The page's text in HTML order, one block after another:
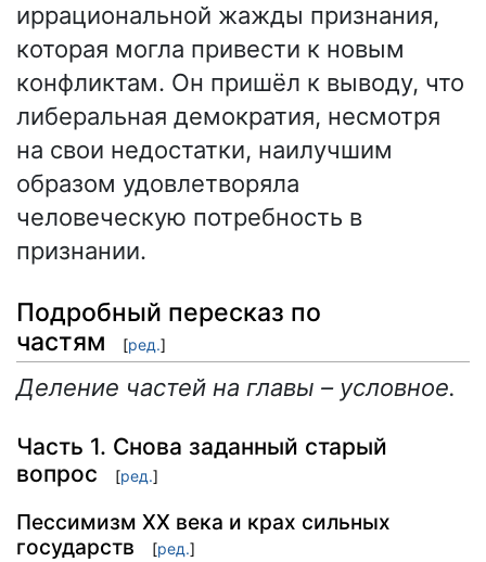
иррациональной жажды признания,
которая могла привести к новым
конфликтам. Он пришёл к выводу, что
либеральная демократия, несмотря
на свои недостатки, наилучшим
образом удовлетворяла
человеческую потребность в
признании.
Подробный пересказ по
частям
[ред.]
Деление частей на главы – условное.
Часть 1. Снова заданный старый
вопрос
[ред.]
Пессимизм XX века и крах сильных
государств
[ред.]